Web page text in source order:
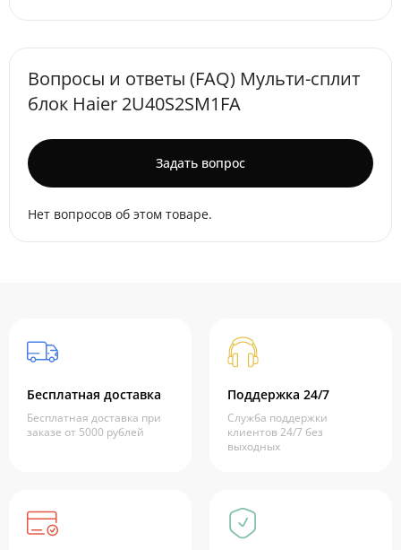
Вопросы и ответы (FAQ) Мульти-сплит
блок Haier 2U40S2SM1FA
Задать вопрос
Нет вопросов об этом товаре.
Бесплатная доставка
Бесплатная доставка при
заказе от 5000 рублей
Поддержка 24/7
Служба поддержки
клиентов 24/7 без
выходных